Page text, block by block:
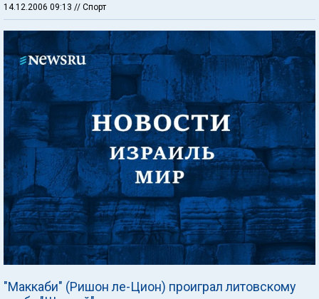
14.12.2006 09:13 // Спорт
"Маккаби" (Ришон ле-Цион) проиграл литовскому